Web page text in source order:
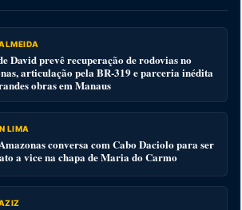
David prevê recuperação de rodovias no
articulação pela BR-319 e parceria inédita
obras em Manaus
LIMA
conversa com Cabo Daciolo para ser
a vice na chapa de Maria do Carmo